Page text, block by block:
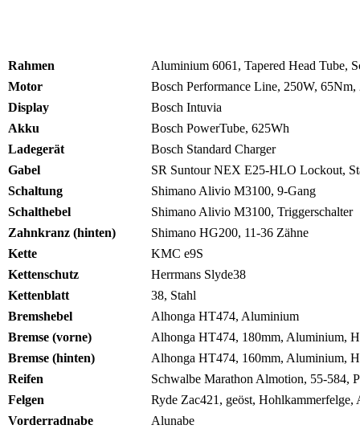
Rahmen
Aluminium 6061, Tapered Head Tube,
Motor
Bosch Performance Line, 250W, 65Nm,
Display
Bosch Intuvia
Akku
Bosch PowerTube, 625Wh
Ladegerät
Bosch Standard Charger
Gabel
SR Suntour NEX E25-HLO Lockout,
Schaltung
Shimano Alivio M3100, 9-Gang
Schalthebel
Shimano Alivio M3100, Triggerschalter
Zahnkranz (hinten)
Shimano HG200, 11-36 Zähne
Kette
KMC e9S
Kettenschutz
Herrmans Slyde38
Kettenblatt
38, Stahl
Bremshebel
Alhonga HT474, Aluminium
Bremse (vorne)
Alhonga HT474, 180mm, Aluminium,
Bremse (hinten)
Alhonga HT474, 160mm, Aluminium,
Reifen
Schwalbe Marathon Almotion, 55-584,
Felgen
Ryde Zac421, geöst, Hohlkammerfelge,
Vorderradnabe
Alunabe